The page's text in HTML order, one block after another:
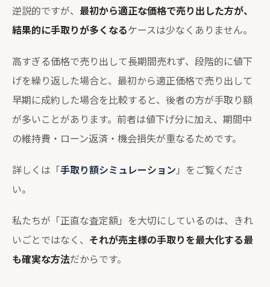
逆説的ですが、 最初から適正な価格で売り出した方が、
結果的に手取りが多くなるケースは少なくありません。
高すぎる価格で売り出して長期間売れず、段階的に値下
げを繰り返した場合と、最初から適正価格で売り出して
早期に成約した場合を比較すると、後者の方が手取り額
が多いことがあります。前者は値下げ分に加え、期間中
の維持費・ローン返済・機会損失が重なるためです。
詳しくは「手取り額シミュレーション 」をご覧くださ
い。
私たちが「正直な査定額」を大切にしているのは、きれ
いごとではなく、 それが売主様の手取りを最大化する最
も確実な方法だからです。